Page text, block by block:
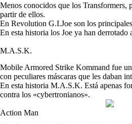
Menos conocidos que los Transformers,
partir de ellos.
En Revolution G.I.Joe son los
En esta historia los Joe ya han derrotado
M.A.S.K.
Mobile Armored Strike Kommand fue
con peculiares máscaras que les daban
En esta historia M.A.S.K. Está apenas
contra los «cybertronianos».
Action Man